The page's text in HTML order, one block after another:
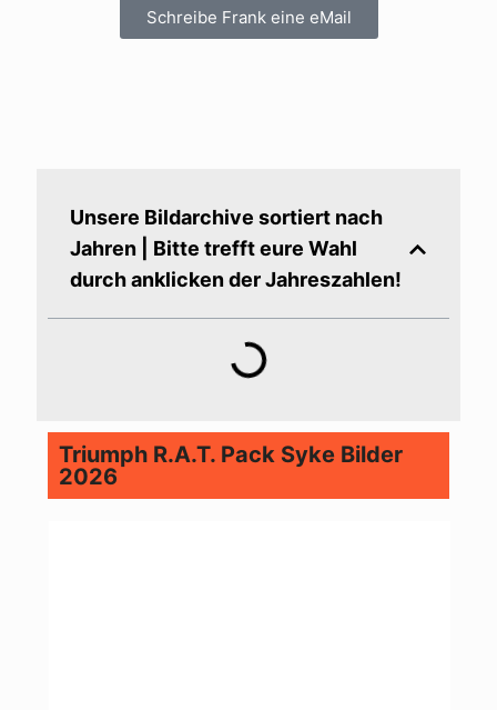
Schreibe Frank eine eMail
Unsere Bildarchive sortiert nach
Jahren | Bitte trefft eure Wahl
durch anklicken der Jahreszahlen!
Triumph R.A.T. Pack Syke Bilder
2026